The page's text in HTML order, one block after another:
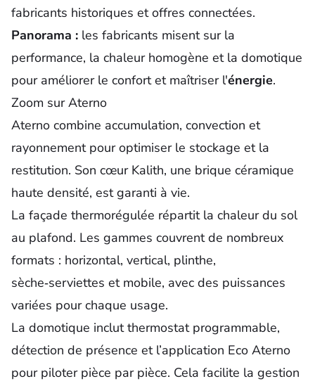
fabricants historiques et offres connectées.
Panorama : les fabricants misent sur la
performance, la chaleurhomogène et la domotique
pour améliorer le confort et maîtriser l'énergie.
Zoom sur Aterno
Aterno combine accumulation, convection et
rayonnement pour optimiser le stockage et la
restitution. Son cœur Kalith, une brique céramique
haute densité, est garanti à vie.
La façade thermorégulée répartit la chaleur du sol
au plafond. Les gammes couvrent de nombreux
formats : horizontal, vertical, plinthe,
sèche‑serviettes et mobile, avec des puissances
variées pour chaque usage.
La domotique inclut thermostat programmable,
détection de présence et l’application Eco Aterno
pour piloter pièce par pièce. Cela facilite la gestion